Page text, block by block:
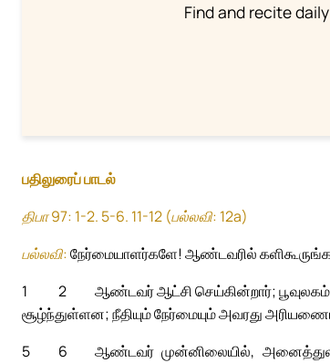
Find and recite
பதிலுரைப் பாடல்
திபா 97: 1-2. 5-6. 11-12 (பல்லவி: 12a)
பல்லவி:நேர்மையாளர்களே! ஆண்டவரில்
1
ஆண்டவர் ஆட்சி செய்கின்றார்;
2
சூழ்ந்துள்ளன; நீதியும் நேர்மையும் அவரது
5
ஆண்டவர் முன்னிலையில்,
6